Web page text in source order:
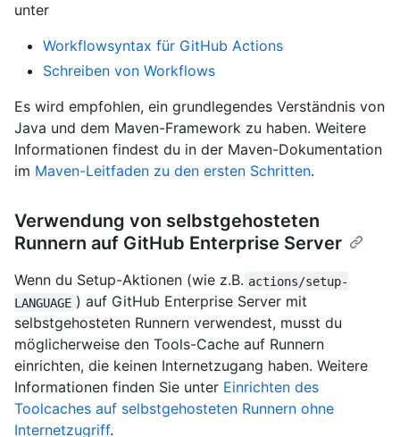
unter
Workflowsyntax für GitHub Actions
Schreiben von Workflows
Es wird empfohlen, ein grundlegendes Verständnis von
Java und dem Maven-Framework zu haben. Weitere
Informationen findest du in der Maven-Dokumentation
im Maven-Leitfaden zu den ersten Schritten.
Verwendung von selbstgehosteten
Runnern auf GitHub Enterprise Server
Wenn du Setup-Aktionen (wie z.B. actions/setup-
LANGUAGE ) auf GitHub Enterprise Server mit
selbstgehosteten Runnern verwendest, musst du
möglicherweise den Tools-Cache auf Runnern
einrichten, die keinen Internetzugang haben. Weitere
Informationen finden Sie unter Einrichten des
Toolcaches auf selbstgehosteten Runnern ohne
Internetzugriff.